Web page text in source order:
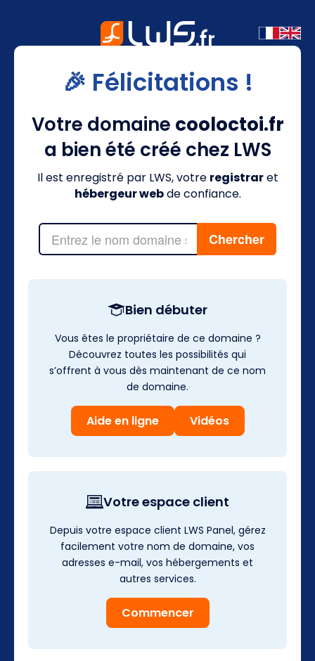
🎉 Félicitations !
Votre domaine cooloctoi.fr
a bien été créé chez LWS
Il est enregistré par LWS, votre registraret
hébergeur webde confiance.
Bien débuter
Vous êtes le propriétaire de ce domaine ?
Découvrez toutes les possibilités qui
s’offrent à vous dès maintenant de ce nom
de domaine.
Aide en ligne Vidéos
Votre espace client
Depuis votre espace client LWS Panel, gérez
facilement votre nom de domaine, vos
adresses e-mail, vos hébergements et
autres services.
Commencer